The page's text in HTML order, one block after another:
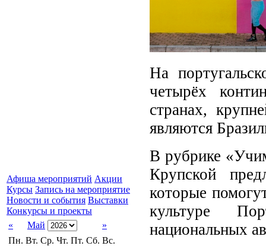
Афиша мероприятий Акции
Курсы Запись на мероприятие
Новости и события Выставки
Конкурсы и проекты
«
Май
»
Пн. Вт. Ср. Чт. Пт. Сб. Вс.
На
четырёх
странах,
являются
В рубрике
Крупской
которые
культуре
национальных